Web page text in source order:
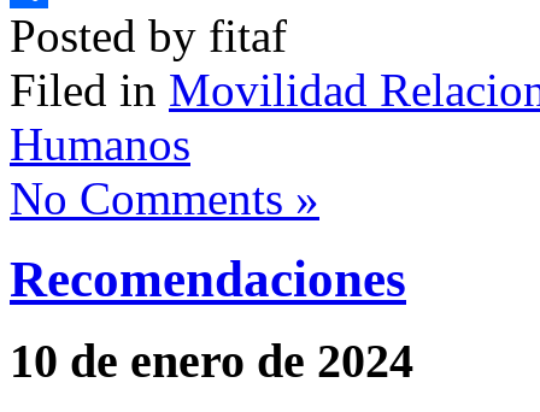
Compartir
Posted by fitaf
Filed in Movilidad
Humanos
No Comments »
Recomendaciones
10 de enero de 2024